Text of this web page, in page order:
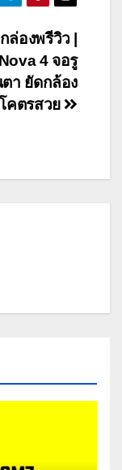
ล่องพรีวิว |
4 จอรู
า ยัดกล้อง
คตรสวย